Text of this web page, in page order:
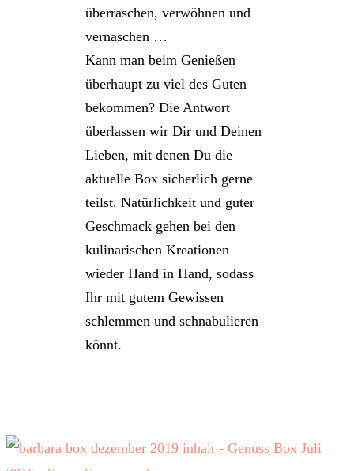
überraschen, verwöhnen und
vernaschen …
Kann man beim Genießen
überhaupt zu viel des Guten
bekommen? Die Antwort
überlassen wir Dir und Deinen
Lieben, mit denen Du die
aktuelle Box sicherlich gerne
teilst. Natürlichkeit und guter
Geschmack gehen bei den
kulinarischen Kreationen
wieder Hand in Hand, sodass
Ihr mit gutem Gewissen
schlemmen und schnabulieren
könnt.